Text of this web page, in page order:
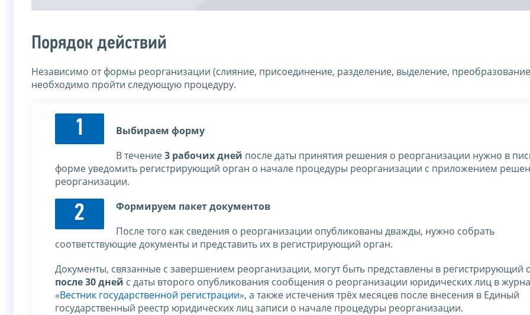
Порядок действий
Независимо от формы реорганизации (слияние, присоединение, разделение, выделение,
необходимо пройти следующую процедуру.
1
Выбираем форму
В течение3 рабочих дней после даты принятия решения о реорганизации нужно в
форме уведомить регистрирующий орган о начале процедуры реорганизации с приложением
реорганизации.
2
Формируем пакет документов
После того как сведения о реорганизации опубликованы дважды, нужно собрать
соответствующие документы и представить их в регистрирующий орган.
Документы, связанные с завершением реорганизации, могут быть представлены в регистрирующий
после 30 дней с даты второго опубликования сообщения о реорганизации юридических лиц в
«Вестник государственной регистрации», а также истечения трёх месяцев после внесения в Единый
государственный реестр юридических лиц записи о начале процедуры реорганизации.